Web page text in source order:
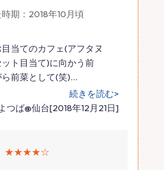
期：2018年10月頃
当てのカフェ(アフタヌ
ト目当て)に向かう前
前菜として(笑)…
続きを読む>
つば@仙台[2018年12月21日]
★★★★☆